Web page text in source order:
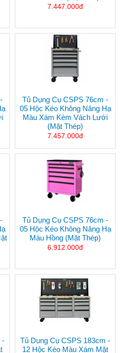
7.447.000đ
Tủ Dụng Cụ CSPS 76cm -
05 Hộc Kéo Không Nâng Hạ
Màu Xám Kèm Vách Lưới
(mặt Thép)
7.457.000đ
Tủ Dụng Cụ CSPS 76cm -
05 Hộc Kéo Không Nâng Hạ
Màu Hồng (mặt Thép)
6.912.000đ
-
Tủ Dụng Cụ CSPS 183cm -
12 Hộc Kéo Màu Xám Mặt